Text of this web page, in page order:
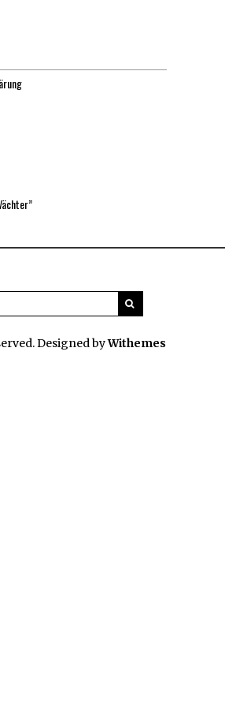
Designed byWithemes